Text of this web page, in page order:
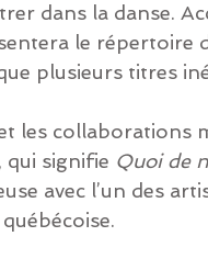
dans la danse.
le répertoire
plusieurs titres
les collaborations
qui signifie Quoi de
avec l’un des